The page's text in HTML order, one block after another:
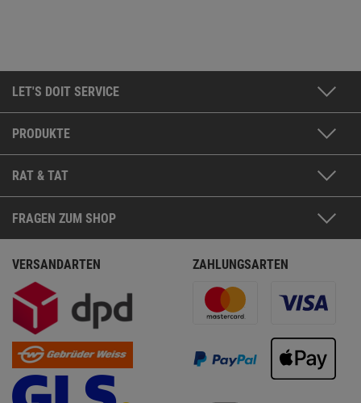
LET'S DOIT SERVICE
PRODUKTE
RAT & TAT
FRAGEN ZUM SHOP
VERSANDARTEN ZAHLUNGSARTEN